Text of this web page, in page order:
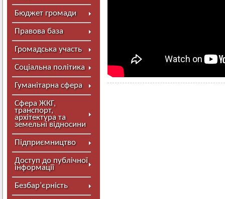
Бюджет громади
Правова база
Громадська участь
Соціальна політика
Гуманітарна сфера
Сфера ЖКГ,
транспорт,
архітектура та
земельні відносини
Підприємництво
Доступ до публічної
інформації
Безбар’єрність